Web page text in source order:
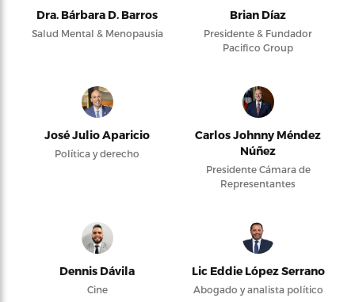
Dra. Bárbara D. Barros
Salud Mental & Menopausia
Brian Díaz
Presidente & Fundador
Pacifico Group
José Julio Aparicio
Política y derecho
Carlos Johnny Méndez
Núñez
Presidente Cámara de
Representantes
Dennis Dávila
Cine
Lic Eddie López Serrano
Abogado y analista político